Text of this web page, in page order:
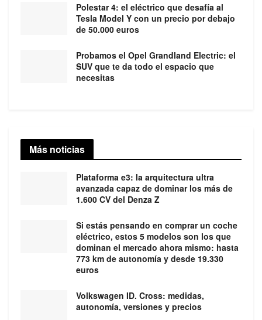
Polestar 4: el eléctrico que desafía al
Tesla Model Y con un precio por debajo
de 50.000 euros
Probamos el Opel Grandland Electric: el
SUV que te da todo el espacio que
necesitas
Más noticias
Plataforma e3: la arquitectura ultra
avanzada capaz de dominar los más de
1.600 CV del Denza Z
Si estás pensando en comprar un coche
eléctrico, estos 5 modelos son los que
dominan el mercado ahora mismo: hasta
773 km de autonomía y desde 19.330
euros
Volkswagen ID. Cross: medidas,
autonomía, versiones y precios